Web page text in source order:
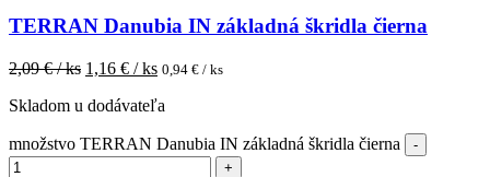
TERRAN Danubia IN základná škridla čierna
2,09€ / ks 1,16 € / ks 0,94 € / ks
Skladom u dodávateľa
množstvo TERRAN Danubia IN základná škridla čierna